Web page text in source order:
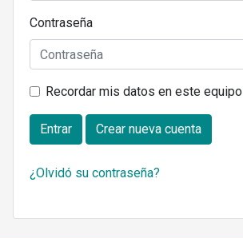
Contraseña
Recordar mis datos en este equipo
Entrar Crear nueva cuenta
¿Olvidó su contraseña?